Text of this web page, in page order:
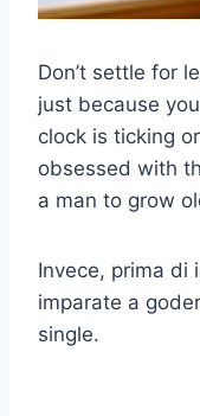
Don’t settle for
just because
clock is ticking
obsessed with
a man to grow
Invece, prima di
imparate a
single.